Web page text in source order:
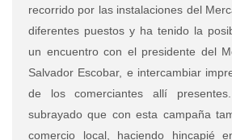
recorrido por las instalaciones del
diferentes puestos y ha tenido la
un encuentro con el presidente del
Salvador Escobar, e intercambiar
de los comerciantes allí
subrayado que con esta campaña
comercio local, haciendo hincapié